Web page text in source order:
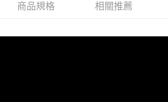
商品規格 相關推薦